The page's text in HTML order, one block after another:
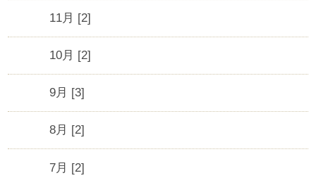
11月 [2]
10月 [2]
9月 [3]
8月 [2]
7月 [2]